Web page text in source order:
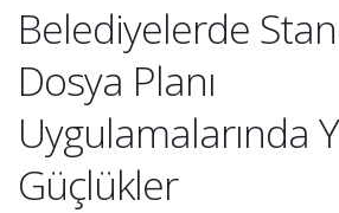
Belediyelerde
Dosya Planı
Uygulamalarında
Güçlükler